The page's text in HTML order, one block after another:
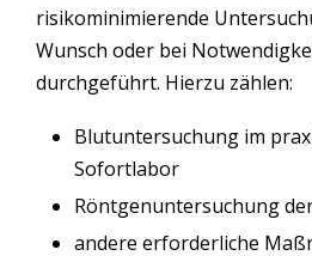
risikominimierende
Wunsch oder bei
durchgeführt. Hierzu zählen:
Blutuntersuchung im
Sofortlabor
Röntgenuntersuchung
andere erforderliche